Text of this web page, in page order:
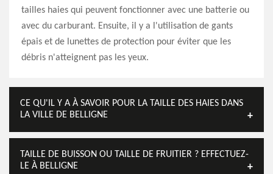
tailles haies qui peuvent fonctionner avec une batterie ou
avec du carburant. Ensuite, il y a l'utilisation de gants
épais et de lunettes de protection pour éviter que les
débris n'atteignent pas les yeux.
CE QU'IL Y A À SAVOIR POUR LA TAILLE DES HAIES DANS
LA VILLE DE BELLIGNE
TAILLE DE BUISSON OU TAILLE DE FRUITIER ? EFFECTUEZ-
LE À BELLIGNE